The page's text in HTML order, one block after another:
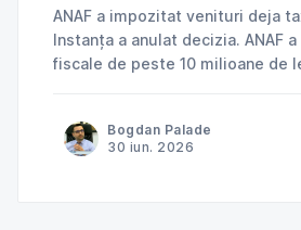
ANAF a impozitat venituri deja
Instanța a anulat decizia. ANAF a impus obligații
fiscale de peste 10 milioane de
dreptate contribuabilului. Jurisprudență explicată
de Cabinet Avocat Bogdan Palade DIN SERIA
Bogdan Palade
30 iun. 2026